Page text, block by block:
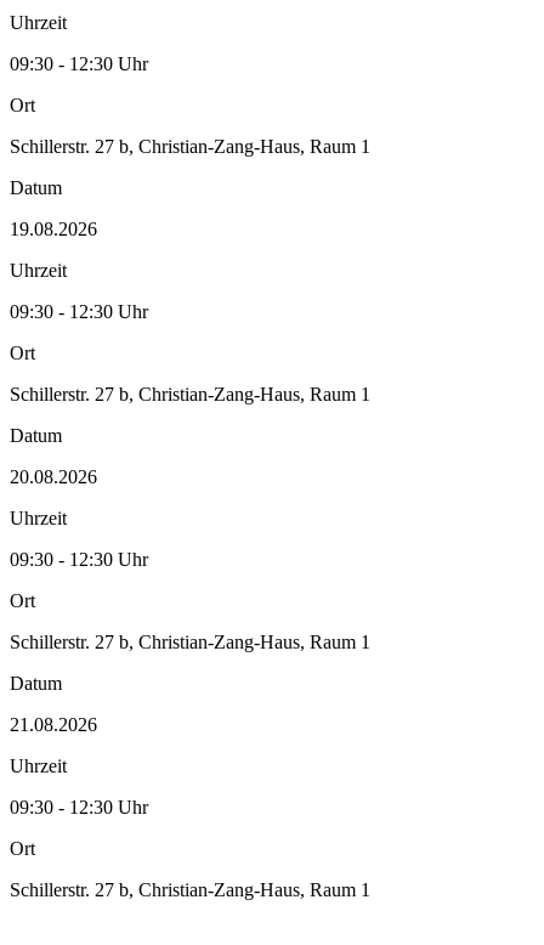
Uhrzeit
09:30 - 12:30 Uhr
Ort
Schillerstr. 27 b, Christian-Zang-Haus, Raum 1
Datum
19.08.2026
Uhrzeit
09:30 - 12:30 Uhr
Ort
Schillerstr. 27 b, Christian-Zang-Haus, Raum 1
Datum
20.08.2026
Uhrzeit
09:30 - 12:30 Uhr
Ort
Schillerstr. 27 b, Christian-Zang-Haus, Raum 1
Datum
21.08.2026
Uhrzeit
09:30 - 12:30 Uhr
Ort
Schillerstr. 27 b, Christian-Zang-Haus, Raum 1